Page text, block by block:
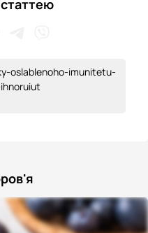
статтею
oslablenoho-imunitetu-